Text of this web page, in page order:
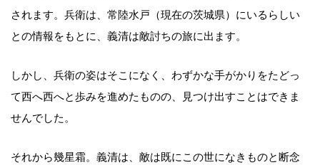
されます。兵衛は、常陸水戸（現在の茨城県）にいるらしい
との情報をもとに、義清は敵討ちの旅に出ます。
しかし、兵衛の姿はそこになく、わずかな手がかりをたどっ
て西へ西へと歩みを進めたものの、見つけ出すことはできま
せんでした。
それから幾星霜。義清は、敵は既にこの世になきものと断念